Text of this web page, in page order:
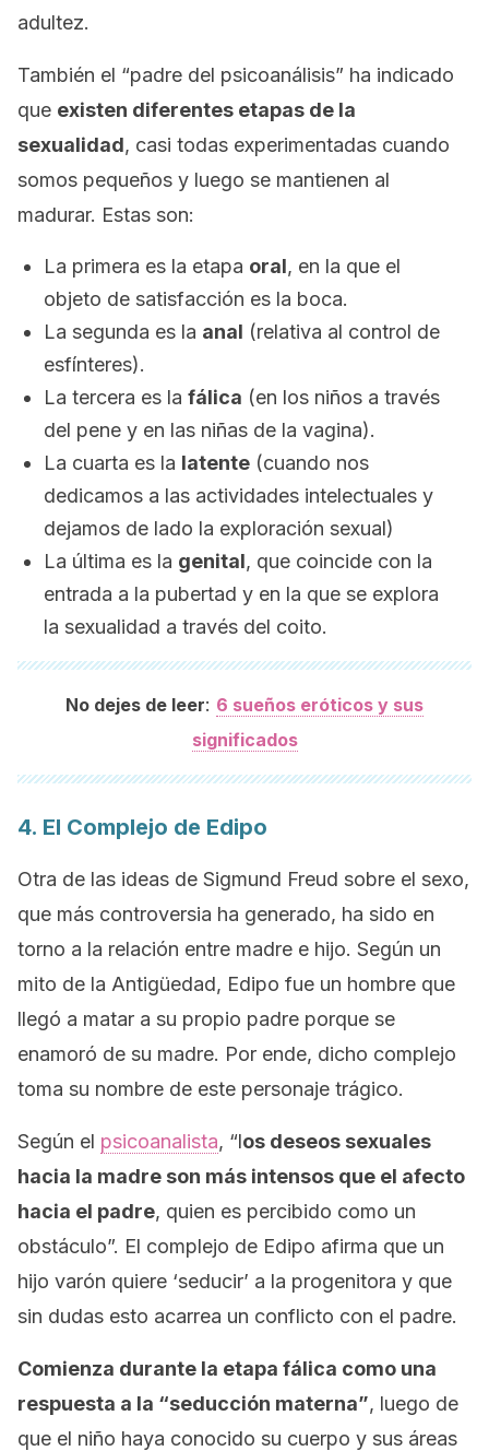
adultez.
También el “padre del psicoanálisis” ha indicado
que existen diferentes etapas de la
sexualidad, casi todas experimentadas cuando
somos pequeños y luego se mantienen al
madurar. Estas son:
La primera es la etapa oral, en la que el
objeto de satisfacción es la boca.
La segunda es la anal (relativa al control de
esfínteres).
La tercera es la fálica (en los niños a través
del pene y en las niñas de la vagina).
La cuarta es la latente (cuando nos
dedicamos a las actividades intelectuales y
dejamos de lado la exploración sexual)
La última es la genital, que coincide con la
entrada a la pubertad y en la que se explora
la sexualidad a través del coito.
No dejes de leer: 6 sueños eróticos y sus
significados
4. El Complejo de Edipo
Otra de las ideas de Sigmund Freud sobre el sexo,
que más controversia ha generado, ha sido en
torno a la relación entre madre e hijo. Según un
mito de la Antigüedad, Edipo fue un hombre que
llegó a matar a su propio padre porque se
enamoró de su madre. Por ende, dicho complejo
toma su nombre de este personaje trágico.
Según el psicoanalista, “los deseos sexuales
hacia la madre son más intensos que el afecto
hacia el padre, quien es percibido como un
obstáculo”. El complejo de Edipo afirma que un
hijo varón quiere ‘seducir’ a la progenitora y que
sin dudas esto acarrea un conflicto con el padre.
Comienza durante la etapa fálica como una
respuesta a la “seducción materna”, luego de
que el niño haya conocido su cuerpo y sus áreas